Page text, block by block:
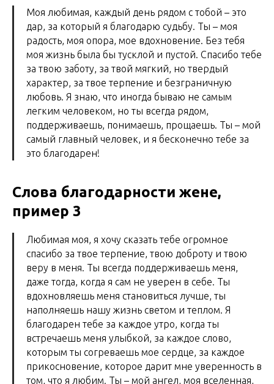
Моя любимая, каждый день рядом с тобой – это
дар, за который я благодарю судьбу. Ты – моя
радость, моя опора, мое вдохновение. Без тебя
моя жизнь была бы тусклой и пустой. Спасибо тебе
за твою заботу, за твой мягкий, но твердый
характер, за твое терпение и безграничную
любовь. Я знаю, что иногда бываю не самым
легким человеком, но ты всегда рядом,
поддерживаешь, понимаешь, прощаешь. Ты – мой
самый главный человек, и я бесконечно тебе за
это благодарен!
Слова благодарности жене,
пример 3
Любимая моя, я хочу сказать тебе огромное
спасибо за твое терпение, твою доброту и твою
веру в меня. Ты всегда поддерживаешь меня,
даже тогда, когда я сам не уверен в себе. Ты
вдохновляешь меня становиться лучше, ты
наполняешь нашу жизнь светом и теплом. Я
благодарен тебе за каждое утро, когда ты
встречаешь меня улыбкой, за каждое слово,
которым ты согреваешь мое сердце, за каждое
прикосновение, которое дарит мне уверенность в
том, что я любим. Ты – мой ангел, моя вселенная,